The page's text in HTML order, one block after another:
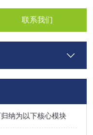
联系我们
纳为以下核心模块